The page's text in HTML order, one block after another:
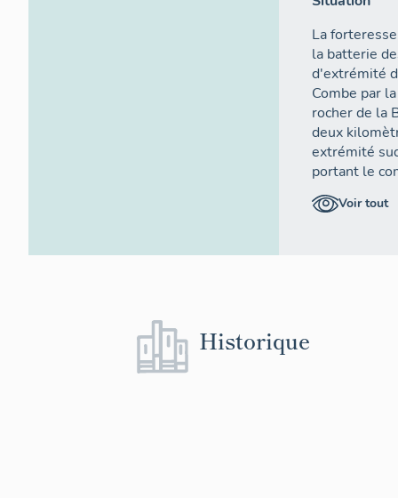
La
la batterie
d'extrémité
Combe par
rocher de la
deux
extrémité
portant le
Le fortin de
Voir tout
Historique